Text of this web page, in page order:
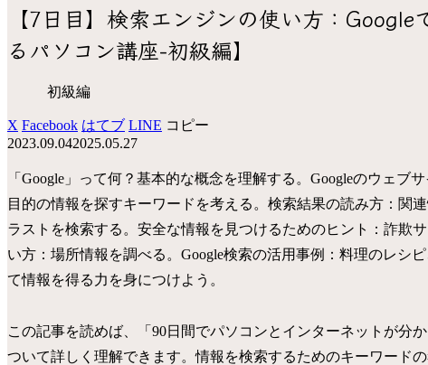
【7日目】検索エンジンの使い方：
るパソコン講座-初級編】
初級編
X Facebook はてブ LINE コピー
2023.09.042025.05.27
「Google」って何？基本的な概念を理解する。Googleのウェブ
目的の情報を探すキーワードを考える。検索結果の読み方：関
ラストを検索する。安全な情報を見つけるためのヒント：詐欺
い方：場所情報を調べる。Google検索の活用事例：料理のレシ
て情報を得る力を身につけよう。
この記事を読めば、「90日間でパソコンとインターネットが分
ついて詳しく理解できます。情報を検索するためのキーワード